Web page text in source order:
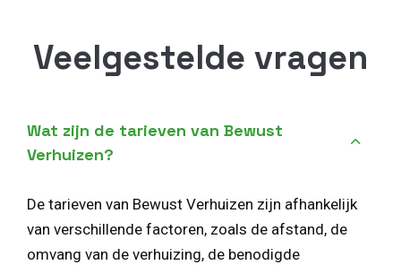
Veelgestelde vragen
Wat zijn de tarieven van Bewust
Verhuizen?
De tarieven van Bewust Verhuizen zijn afhankelijk
van verschillende factoren, zoals de afstand, de
omvang van de verhuizing, de benodigde